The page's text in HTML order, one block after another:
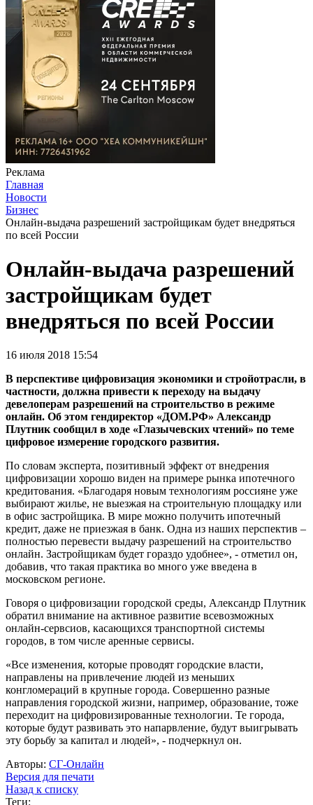
Реклама
Главная
Новости
Бизнес
Онлайн-выдача разрешений застройщикам будет внедряться
по всей России
Онлайн-выдача разрешений
застройщикам будет
внедряться по всей России
16 июля 2018 15:54
В перспективе цифровизация экономики и стройотрасли, в
частности, должна привести к переходу на выдачу
девелоперам разрешений на строительство в режиме
онлайн. Об этом гендиректор «ДОМ.РФ» Александр
Плутник сообщил в ходе «Глазычевских чтений» по теме
цифровое измерение городского развития.
По словам эксперта, позитивный эффект от внедрения
цифровизации хорошо виден на примере рынка ипотечного
кредитования. «Благодаря новым технологиям россияне уже
выбирают жилье, не выезжая на строительную площадку или
в офис застройщика. В мире можно получить ипотечный
кредит, даже не приезжая в банк. Одна из наших перспектив –
полностью перевести выдачу разрешений на строительство
онлайн. Застройщикам будет гораздо удобнее», - отметил он,
добавив, что такая практика во много уже введена в
московском регионе.
Говоря о цифровизации городской среды, Александр Плутник
обратил внимание на активное развитие всевозможных
онлайн-сервсиов, касающихся транспортной системы
городов, в том числе аренные сервисы.
«Все изменения, которые проводят городские власти,
направлены на привлечение людей из меньших
конгломераций в крупные города. Совершенно разные
направления городской жизни, например, образование, тоже
переходит на цифровизированные технологии. Те города,
которые будут развивать это напарвление, будут выигрывать
эту борьбу за капитал и людей», - подчеркнул он.
Авторы: СГ-Онлайн
Версия для печати
Назад к списку
Теги: